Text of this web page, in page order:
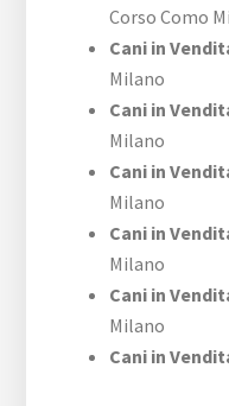
Corso Como
Cani in
Milano
Cani in
Milano
Cani in
Milano
Cani in
Milano
Cani in
Milano
Cani in